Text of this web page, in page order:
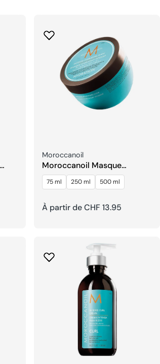
Fournisseur:
Moroccanoil
Moroccanoil Masque
Hydratant Intensif
75 ml 250 ml 500 ml
Prix
À partir de CHF 13.95